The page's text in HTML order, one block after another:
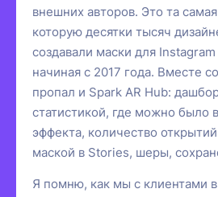
внешних авторов. Это та
которую десятки тысяч
создавали маски для
начиная с 2017 года. Вместе
пропал и Spark AR Hub:
статистикой, где можно было
эффекта, количество
маской в Stories, шеры,
Я помню, как мы с клиентами